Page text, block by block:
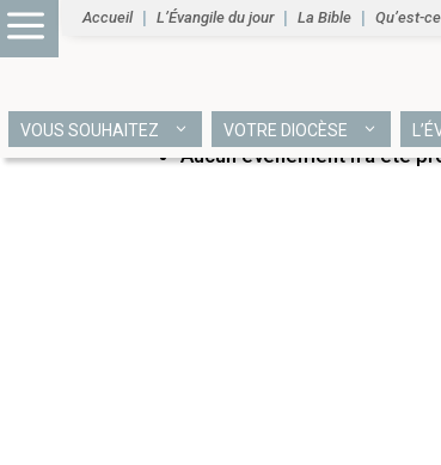
Accueil L’Évangile du jour La Bible Qu’est-
VOUS SOUHAITEZ VOTRE DIOCÈSE
PROCHAINS
Aucun événement n’a été